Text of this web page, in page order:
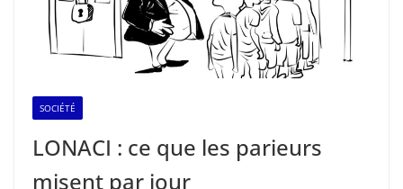
SOCIÉTÉ
LONACI : ce que les parieurs
misent par jour